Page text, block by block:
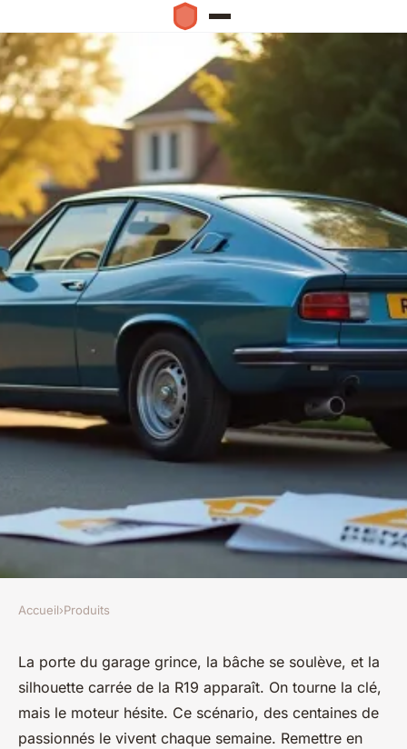
Quels choix de pièces Renault
19 selon votre besoin ?
Quentin•22/05/2026 14:02•8 min de lecture
Accueil›Produits
La porte du garage grince, la bâche se soulève, et la
silhouette carrée de la R19 apparaît. On tourne la clé,
mais le moteur hésite. Ce scénario, des centaines de
passionnés le vivent chaque semaine. Remettre en